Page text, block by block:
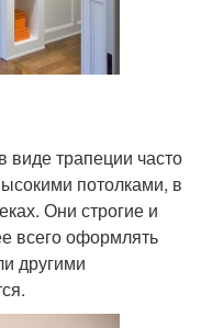
виде трапеции часто
потолками, в
Они строгие и
всего оформлять
другими